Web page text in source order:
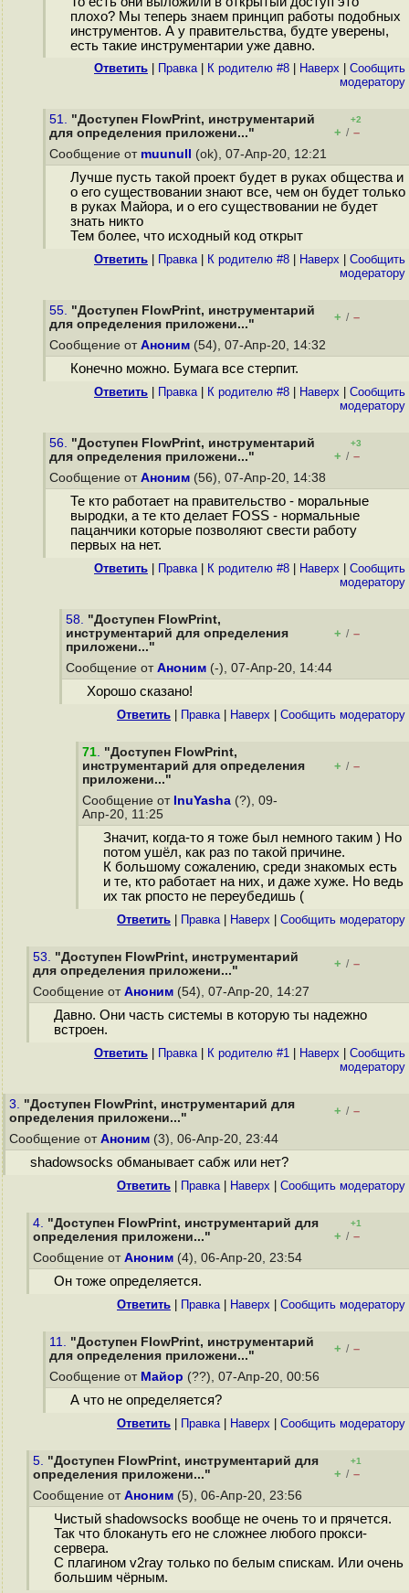
плохо? Мы теперь знаем принцип работы подобных
инструментов. А у правительства, будте уверены,
есть такие инструментарии уже давно.
Ответить Правка| К родителю #8 Наверх
Cообщить
модератору
51. "Доступен FlowPrint, инструментарий
для определения приложени..."
+2
+ / –
Сообщение от muunull (ok), 07-Апр-20, 12:21
Лучше пусть такой проект будет в руках общества и
о его существовании знают все, чем он будет только
в руках Майора, и о его существовании не будет
знать никто
Тем более, что исходный код открыт
Ответить Правка| К родителю #8 Наверх
Cообщить
модератору
55. "Доступен FlowPrint, инструментарий
для определения приложени..."
+ / –
Сообщение от Аноним (54), 07-Апр-20, 14:32
Конечно можно. Бумага все стерпит.
Ответить Правка| К родителю #8 Наверх
Cообщить
модератору
56. "Доступен FlowPrint, инструментарий
для определения приложени..."
+3
+ / –
Сообщение от Аноним (56), 07-Апр-20, 14:38
Те кто работает на правительство - моральные
выродки, а те кто делает FOSS - нормальные
пацанчики которые позволяют свести работу
первых на нет.
Ответить Правка| К родителю #8 Наверх
Cообщить
модератору
58. "Доступен FlowPrint,
инструментарий для определения
приложени..."
+ / –
Сообщение от Аноним (-), 07-Апр-20, 14:44
Хорошо сказано!
Ответить Правка| Наверх Cообщить модератору
71. "Доступен FlowPrint,
инструментарий для определения
приложени..."
+ / –
Сообщение от InuYasha (?), 09-
Апр-20, 11:25
Значит, когда-то я тоже был немного таким ) Но
потом ушёл, как раз по такой причине.
К большому сожалению, среди знакомых есть
и те, кто работает на них, и даже хуже. Но ведь
их так рпосто не переубедишь (
Ответить Правка| Наверх Cообщить модератору
53. "Доступен FlowPrint, инструментарий
для определения приложени..."
+ / –
Сообщение от Аноним (54), 07-Апр-20, 14:27
Давно. Они часть системы в которую ты надежно
встроен.
Ответить Правка| К родителю #1 Наверх
Cообщить
модератору
3. "Доступен FlowPrint, инструментарий для
определения приложени..."
+ / –
Сообщение от Аноним (3), 06-Апр-20, 23:44
shadowsocks обманывает сабж или нет?
Ответить Правка| Наверх Cообщить модератору
4. "Доступен FlowPrint, инструментарий для
определения приложени..."
+1
+ / –
Сообщение от Аноним (4), 06-Апр-20, 23:54
Он тоже определяется.
Ответить Правка| Наверх Cообщить модератору
11. "Доступен FlowPrint, инструментарий
для определения приложени..."
+ / –
Сообщение от Майор (??), 07-Апр-20, 00:56
А что не определяется?
Ответить Правка| Наверх Cообщить модератору
5. "Доступен FlowPrint, инструментарий для
определения приложени..."
+1
+ / –
Сообщение от Аноним (5), 06-Апр-20, 23:56
Чистый shadowsocks вообще не очень то и прячется.
Так что блокануть его не сложнее любого прокси-
сервера.
С плагином v2ray только по белым спискам. Или очень
большим чёрным.